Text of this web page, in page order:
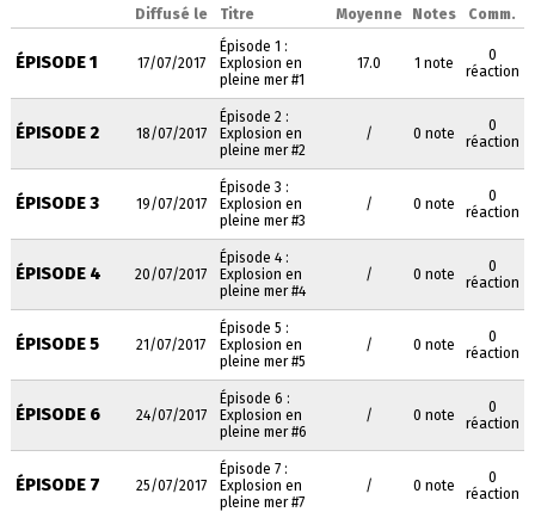
Diffusé le Titre Moyenne Notes Comm.
ÉPISODE 1 17/07/2017
Épisode 1 :
Explosion en
pleine mer #1
17.0 1 note
0
réaction
ÉPISODE 2 18/07/2017
Épisode 2 :
Explosion en
pleine mer #2
/ 0 note
0
réaction
ÉPISODE 3 19/07/2017
Épisode 3 :
Explosion en
pleine mer #3
/ 0 note
0
réaction
ÉPISODE 4 20/07/2017
Épisode 4 :
Explosion en
pleine mer #4
/ 0 note
0
réaction
ÉPISODE 5 21/07/2017
Épisode 5 :
Explosion en
pleine mer #5
/ 0 note
0
réaction
ÉPISODE 6 24/07/2017
Épisode 6 :
Explosion en
pleine mer #6
/ 0 note
0
réaction
ÉPISODE 7 25/07/2017
Épisode 7 :
Explosion en
pleine mer #7
/ 0 note
0
réaction